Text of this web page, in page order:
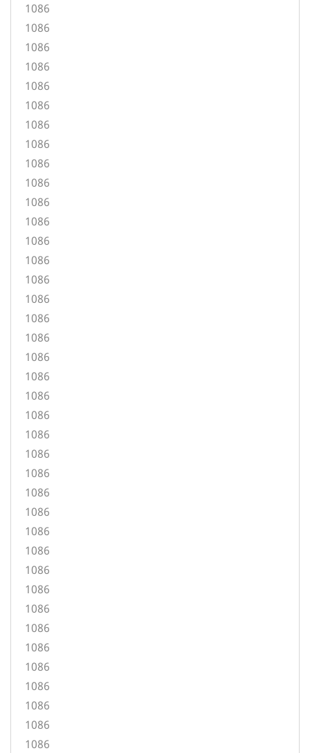
1086
1086
1086
1086
1086
1086
1086
1086
1086
1086
1086
1086
1086
1086
1086
1086
1086
1086
1086
1086
1086
1086
1086
1086
1086
1086
1086
1086
1086
1086
1086
1086
1086
1086
1086
1086
1086
1086
1086